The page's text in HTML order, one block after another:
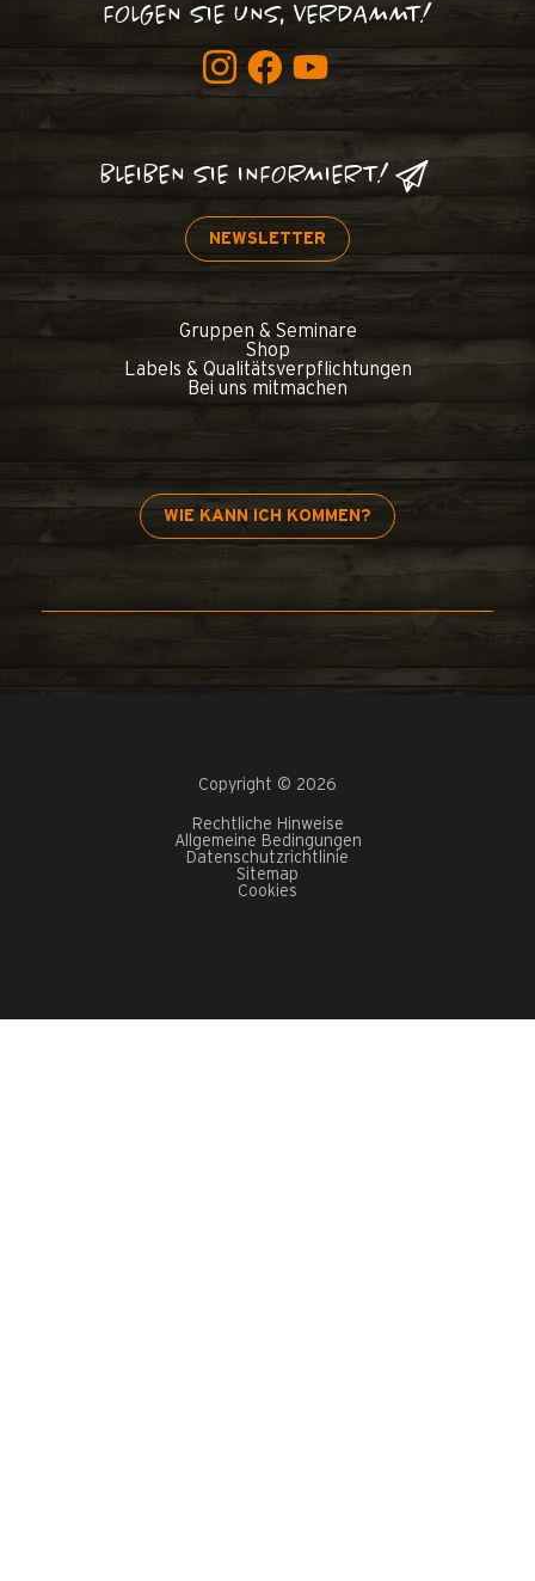
FOLGEN SIE UNS, VERDAMMT!
BLEIBEN SIE INFORMIERT!
NEWSLETTER
Gruppen & Seminare
Shop
Labels & Qualitätsverpflichtungen
Bei uns mitmachen
WIE KANN ICH KOMMEN?
Copyright © 2026
Rechtliche Hinweise
Allgemeine Bedingungen
Datenschutzrichtlinie
Sitemap
Cookies